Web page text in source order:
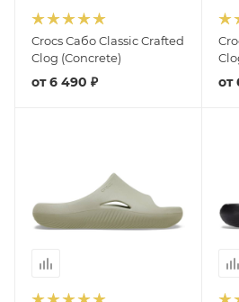
Crocs Сабо Classic Crafted
Clog (Concrete)
от6 490 ₽ от